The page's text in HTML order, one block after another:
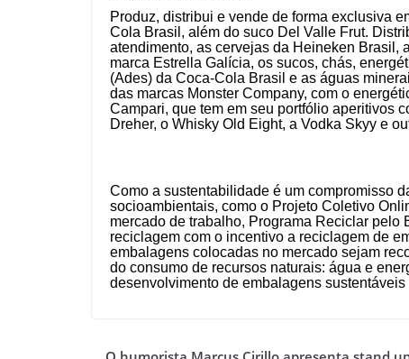
Produz, distribui e vende de forma exclusiva
Cola Brasil, além do suco Del Valle Frut.
atendimento, as cervejas da Heineken Brasil,
marca Estrella Galícia, os sucos, chás,
(Ades) da Coca-Cola Brasil e as águas
das marcas Monster Company, com o
Campari, que tem em seu portfólio aperitivos
Dreher, o Whisky Old Eight, a Vodka Skyy e
Como a sustentabilidade é um compromisso
socioambientais, como o Projeto Coletivo
mercado de trabalho, Programa Reciclar
reciclagem com o incentivo a reciclagem de
embalagens colocadas no mercado sejam
do consumo de recursos naturais: água e
desenvolvimento de embalagens